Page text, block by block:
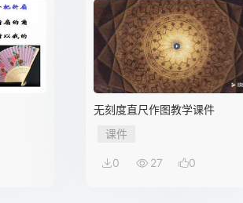
无刻度直尺作图教学课件
课件
0 27 0